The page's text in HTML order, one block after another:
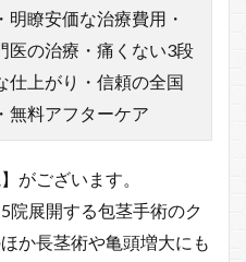
明瞭安価な治療費用・
医の治療・痛くない3段
仕上がり・信頼の全国
無料アフターケア
がございます。
院展開する包茎手術のク
か長茎術や亀頭増大にも